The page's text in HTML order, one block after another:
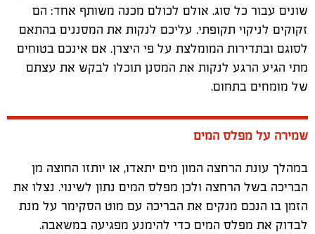
שונים עבור כל סוג. אולם לכולם מכנה משותף אחד: הם
זקוקים לניקוי תקופתי. עליכם לנקות את המסננים בהתאם
לסוגם ובתדירות המומלצת על פי היצרן. אם אינכם בטוחים
מתי הגיע הרגע לנקות את המסנן תוכלו לבקש את עצתם
של מומחים בתחום.
שמירה על מפלס המים
במהלך עונת הרחצה המון מים יתאדו, או יותזו החוצה מן
הבריכה בשל הרחצה ולכן מפלס המים נתון לשינוי. נצלו את
הזמן בו הנכם מנקים את הבריכה עם מוט הסקימר על מנת
לבדוק את מפלס המים כדי להימנע מפגיעה במשאבה.